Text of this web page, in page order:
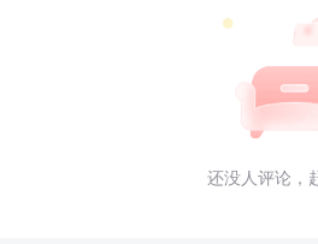
还没人评论，